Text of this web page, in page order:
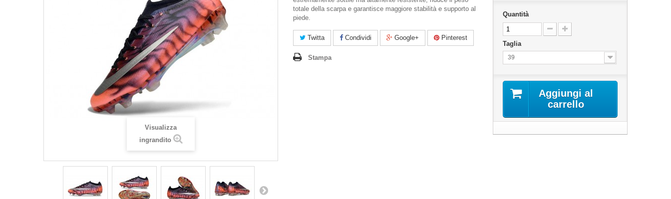
Visualizza
ingrandito
totale della scarpa e garantisce maggiore stabilità e supporto al
piede.
Twitta Condividi Google+ Pinterest
Stampa
Quantità
Taglia
39
Aggiungi al
carrello